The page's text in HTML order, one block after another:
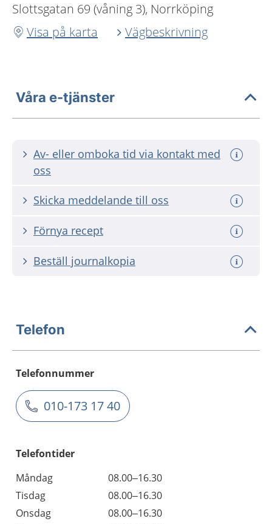
Slottsgatan 69 (våning 3), Norrköping
Visa på karta
Vägbeskrivning
Våra e-tjänster
Av- eller omboka tid via kontakt med
oss
Skicka meddelande till oss
Förnya recept
Beställ journalkopia
Telefon
Telefonnummer
010-173 17 40
Telefontider
Måndag
08.00–16.30
Tisdag
08.00–16.30
Onsdag
08.00–16.30